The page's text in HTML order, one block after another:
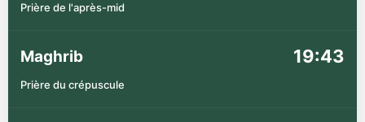
Prière de l'après-mid
Maghrib 19:43
Prière du crépuscule